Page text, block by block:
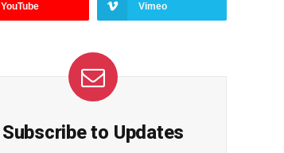
YouTube Vimeo
Subscribe to Updates